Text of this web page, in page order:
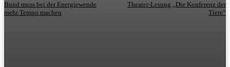
Bund muss bei der Energiewende
mehr Tempo machen
Theater-Lesung „Die Konferenz der
Tiere“